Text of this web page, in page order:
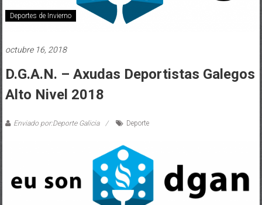
Deportes de Invierno
octubre 16, 2018
D.G.A.N. – Axudas Deportistas Galegos
Alto Nivel 2018
Enviado por:Deporte Galicia Deporte